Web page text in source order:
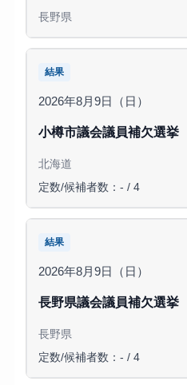
長野県
結果
2026年8月9日（日）
小樽市議会議員補欠選挙
北海道
定数/候補者数：- / 4
結果
2026年8月9日（日）
長野県議会議員補欠選挙
長野県
定数/候補者数：- / 4